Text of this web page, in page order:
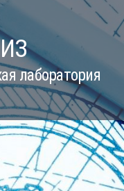
лаборатория